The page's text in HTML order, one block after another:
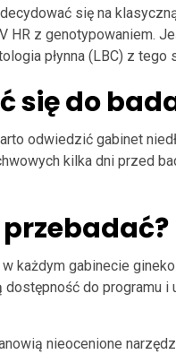
się na
HR z genotypowaniem.
płynna (LBC) z tego
się do
odwiedzić gabinet
kilka dni przed
przebadać?
każdym gabinecie
do programu
nieocenione